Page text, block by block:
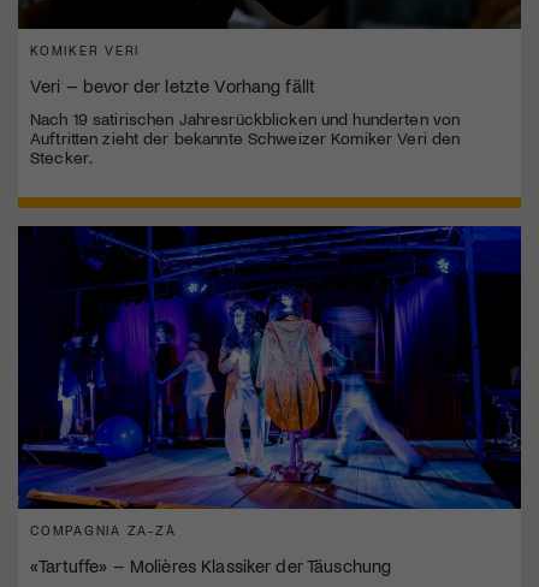
KOMIKER VERI
Veri – bevor der letzte Vorhang fällt
Nach 19 satirischen Jahresrückblicken und hunderten von
Auftritten zieht der bekannte Schweizer Komiker Veri den
Stecker.
COMPAGNIA ZA-ZÀ
«Tartuffe» – Molières Klassiker der Täuschung